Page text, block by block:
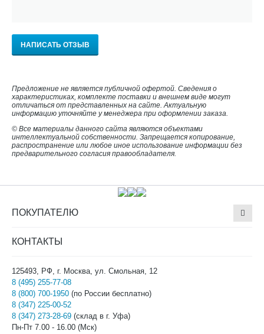
НАПИСАТЬ ОТЗЫВ
Предложение не является публичной офертой. Сведения о
характеристиках, комплекте поставки и внешнем виде могут
отличаться от представленных на сайте. Актуальную
информацию уточняйте у менеджера при оформлении заказа.
© Все материалы данного сайта являются объектами
интеллектуальной собственности. Запрещается копирование,
распространение или любое иное использование информации без
предварительного согласия правообладателя.
ПОКУПАТЕЛЮ
КОНТАКТЫ
125493, РФ, г. Москва, ул. Смольная, 12
8 (495) 255-77-08
8 (800) 700-1950 (по России бесплатно)
8 (347) 225-00-52
8 (347) 273-28-69 (склад в г. Уфа)
Пн-Пт 7.00 - 16.00 (Мск)